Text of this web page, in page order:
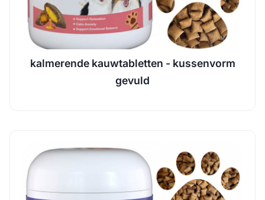
kalmerende kauwtabletten - kussenvorm
gevuld